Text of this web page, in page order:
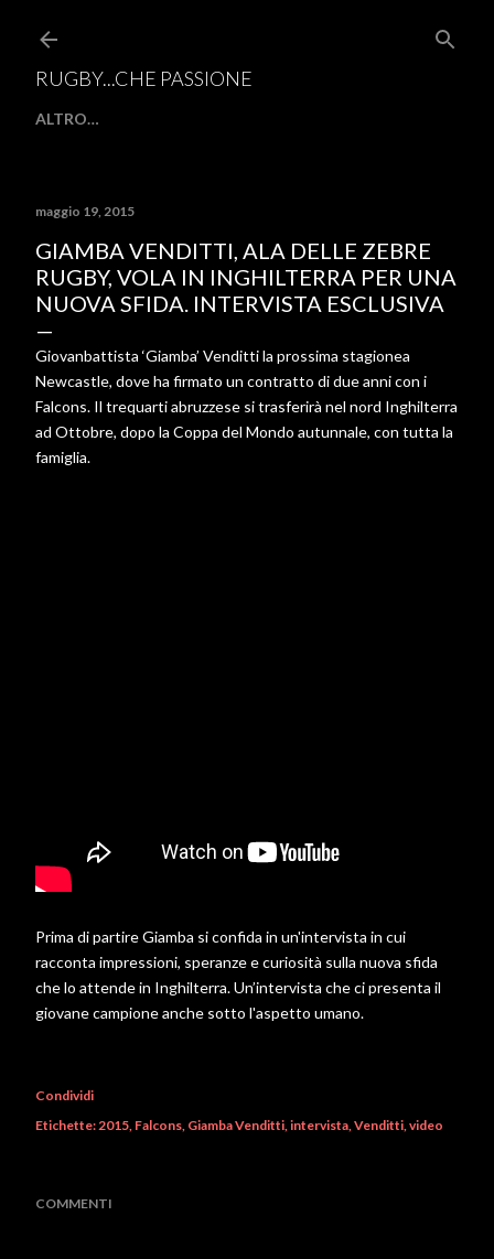
RUGBY...CHE PASSIONE
ALTRO…
maggio 19, 2015
GIAMBA VENDITTI, ALA DELLE ZEBRE
RUGBY, VOLA IN INGHILTERRA PER UNA
NUOVA SFIDA. INTERVISTA ESCLUSIVA
Giovanbattista ‘Giamba’ Venditti la prossima stagionea
Newcastle, dove ha firmato un contratto di due anni con i
Falcons. Il trequarti abruzzese si trasferirà nel nord Inghilterra
ad Ottobre, dopo la Coppa del Mondo autunnale, con tutta la
famiglia.
Prima di partire Giamba si confida in un'intervista in cui
racconta impressioni, speranze e curiosità sulla nuova sfida
che lo attende in Inghilterra. Un’intervista che ci presenta il
giovane campione anche sotto l'aspetto umano.
Condividi
Etichette:2015 Falcons Giamba Venditti intervista Venditti video
COMMENTI